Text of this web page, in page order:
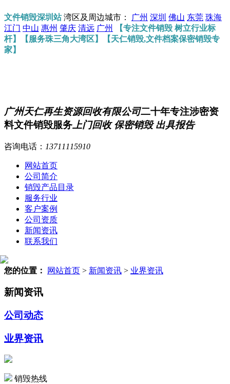
文件销毁深圳站湾区及周边城市： 广州 深圳 佛山 东莞 珠海
江门 中山 惠州 肇庆 清远 广州
【专注文件销毁 树立行业标
杆】【服务珠三角大湾区】【天仁销毁,文件档案保密销毁专
家】
广州天仁再生资源回收有限公司二十年专注涉密资
料文件销毁服务 上门回收 保密销毁 出具报告
咨询电话： 13711115910
网站首页
公司简介
销毁产品目录
服务行业
客户案例
公司资质
新闻资讯
联系我们
您的位置： 网站首页 > 新闻资讯 > 业界资讯
新闻资讯
公司动态
业界资讯
销毁热线